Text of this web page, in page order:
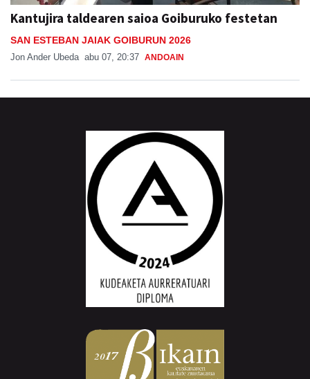
Kantujira taldearen saioa Goiburuko festetan
SAN ESTEBAN JAIAK GOIBURUN 2026
Jon Ander Ubeda abu 07, 20:37 ANDOAIN